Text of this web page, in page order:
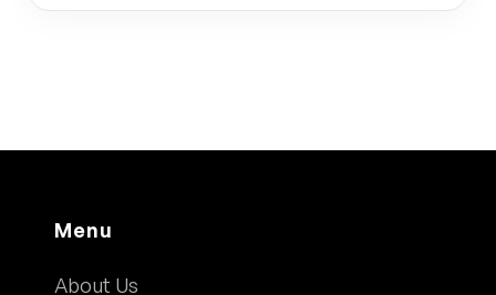
Menu
About Us